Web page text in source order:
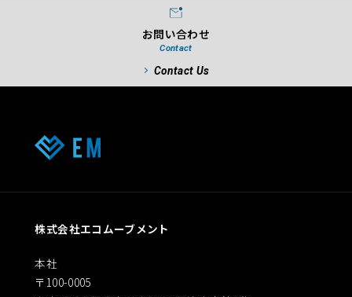
お問い合わせ
Contact
Contact Us
株式会社エコムーブメント
本社
〒100-0005